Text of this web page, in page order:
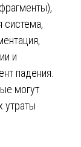
система,
и
падения.
могут
утраты